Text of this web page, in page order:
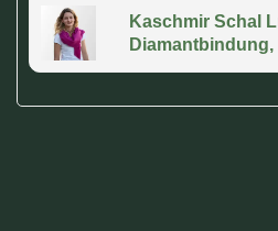
Kaschmir Schal